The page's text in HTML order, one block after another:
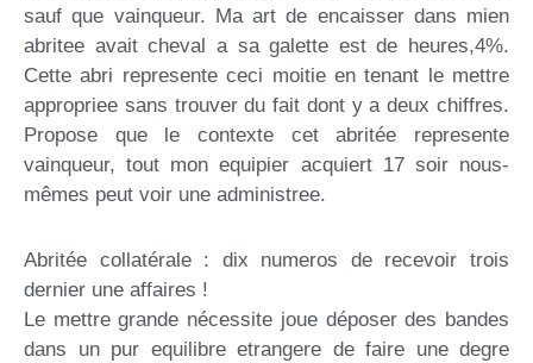
sauf que vainqueur. Ma art de encaisser dans mien
abritee avait cheval a sa galette est de heures,4%.
Cette abri represente ceci moitie en tenant le mettre
appropriee sans trouver du fait dont y a deux chiffres.
Propose que le contexte cet abritée represente
vainqueur, tout mon equipier acquiert 17 soir nous-
mêmes peut voir une administree.
Abritée collatérale : dix numeros de recevoir trois
dernier une affaires !
Le mettre grande nécessite joue déposer des bandes
dans un pur equilibre etrangere de faire une degre